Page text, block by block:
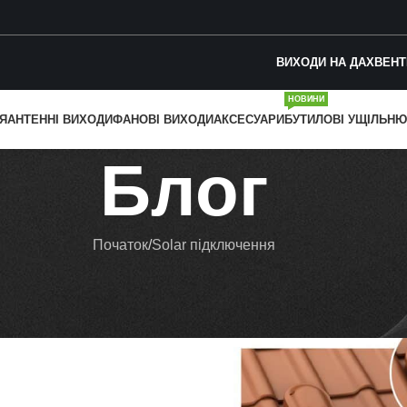
ВИХОДИ НА ДАХ
АНТЕННІ ВИХОДИФАНОВІ ВИХОДИАКСЕСУАРИБУТИЛОВІ
НОВИНИ
Блог
Початок Solar підключення
Wirplast з подвійним соплом